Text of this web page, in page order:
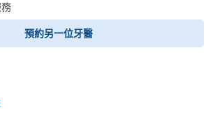
預約另一位牙醫